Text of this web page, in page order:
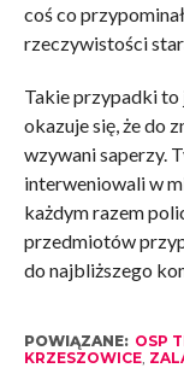
coś co
rzeczywistości
Takie przypadki to
okazuje się, że do
wzywani saperzy.
interweniowali w
każdym razem
przedmiotów
do najbliższego
POWIĄZANE: OSP
KRZESZOWICE,